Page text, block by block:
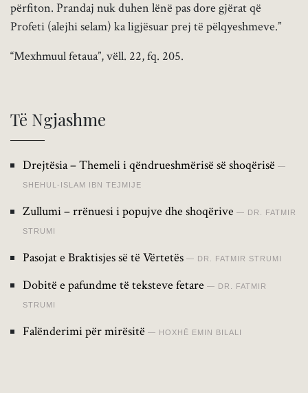
përfiton. Prandaj nuk duhen lënë pas dore gjërat që
Profeti (alejhi selam) ka ligjësuar prej të pëlqyeshmeve.”
“Mexhmuul fetaua”, vëll. 22, fq. 205.
Të Ngjashme
Drejtësia – Themeli i qëndrueshmërisë së shoqërisë
SHEHUL-ISLAM IBN TEJMIJE
Zullumi – rrënuesi i popujve dhe shoqërive DR. FATMIR
STRUMI
Pasojat e Braktisjes së të Vërtetës DR. FATMIR STRUMI
Dobitë e pafundme të teksteve fetare DR. FATMIR
STRUMI
Falënderimi për mirësitë HOXHË EMIN BILALI